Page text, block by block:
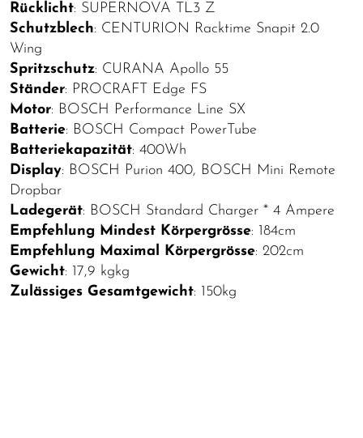
Rücklicht: SUPERNOVA TL3 Z
Schutzblech: CENTURION Racktime Snapit 2.0
Wing
Spritzschutz: CURANA Apollo 55
Ständer: PROCRAFT Edge FS
Motor: BOSCH Performance Line SX
Batterie: BOSCH Compact PowerTube
Batteriekapazität: 400Wh
Display: BOSCH Purion 400, BOSCH Mini Remote
Dropbar
Ladegerät: BOSCH Standard Charger * 4 Ampere
Empfehlung Mindest Körpergrösse: 184cm
Empfehlung Maximal Körpergrösse: 202cm
Gewicht: 17,9 kgkg
Zulässiges Gesamtgewicht: 150kg